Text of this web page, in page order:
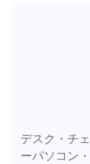
デスク・チ
ーパソコン